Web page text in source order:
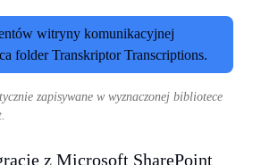
zapisywane w wyznaczonej bibliotece
z Microsoft SharePoint